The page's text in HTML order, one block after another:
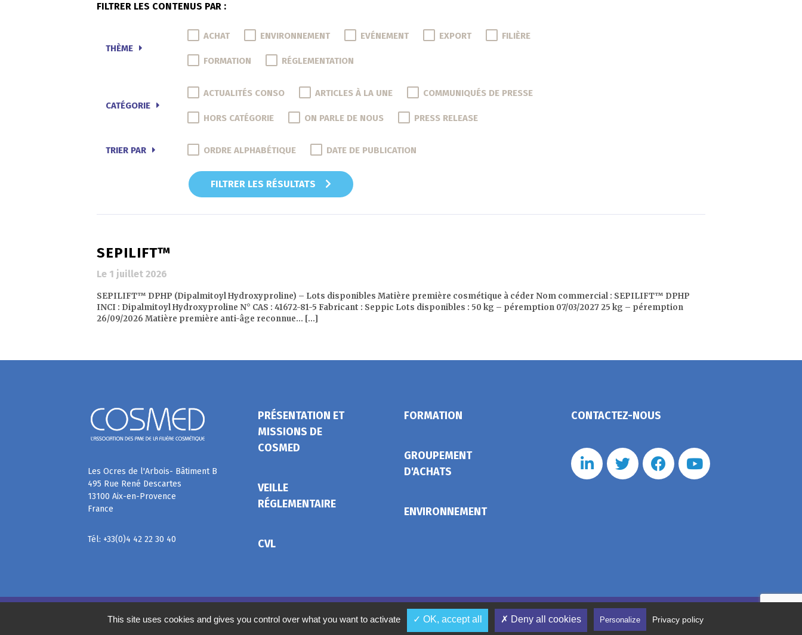
FILTRER LES CONTENUS PAR :
THÈME
ACHAT ENVIRONNEMENT EVÉNEMENT EXPORT FILIÈRE
FORMATION RÉGLEMENTATION
CATÉGORIE
ACTUALITÉS CONSO ARTICLES À LA UNE COMMUNIQUÉS DE PRESSE
HORS CATÉGORIE ON PARLE DE NOUS PRESS RELEASE
TRIER PAR ORDRE ALPHABÉTIQUE DATE DE PUBLICATION
FILTRER LES RÉSULTATS
SEPILIFT™
Le 1 juillet 2026
SEPILIFT™ DPHP (Dipalmitoyl Hydroxyproline) – Lots disponibles Matière première cosmétique à céder Nom commercial : SEPILIFT™ DPHP
INCI : Dipalmitoyl Hydroxyproline N° CAS : 41672-81-5 Fabricant : Seppic Lots disponibles : 50 kg – péremption 07/03/2027 25 kg – péremption
26/09/2026 Matière première anti-âge reconnue… [...]
Les Ocres de l'Arbois- Bâtiment B
495 Rue René Descartes
13100 Aix-en-Provence
France
Tél: +33(0)4 42 22 30 40
PRÉSENTATION ET
MISSIONS DE
COSMED
VEILLE
RÉGLEMENTAIRE
CVL
FORMATION
GROUPEMENT
D'ACHATS
ENVIRONNEMENT
CONTACTEZ-NOUS
Mentions légales Conditions générales de vente
Gestion des cookies
This site uses cookies and gives you control over what you want to activate ✓ OK, accept all ✗ Deny all cookies Personalize Privacy policy